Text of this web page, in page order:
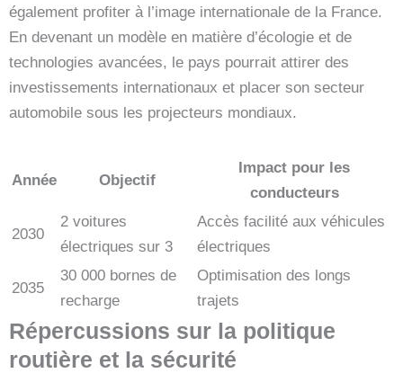
également profiter à l’image internationale de la France.
En devenant un modèle en matière d’écologie et de
technologies avancées, le pays pourrait attirer des
investissements internationaux et placer son secteur
automobile sous les projecteurs mondiaux.
Année Objectif
Impact pour les
conducteurs
2030
2 voitures
électriques sur 3
Accès facilité aux véhicules
électriques
2035
30 000 bornes de
recharge
Optimisation des longs
trajets
Répercussions sur la politique
routière et la sécurité